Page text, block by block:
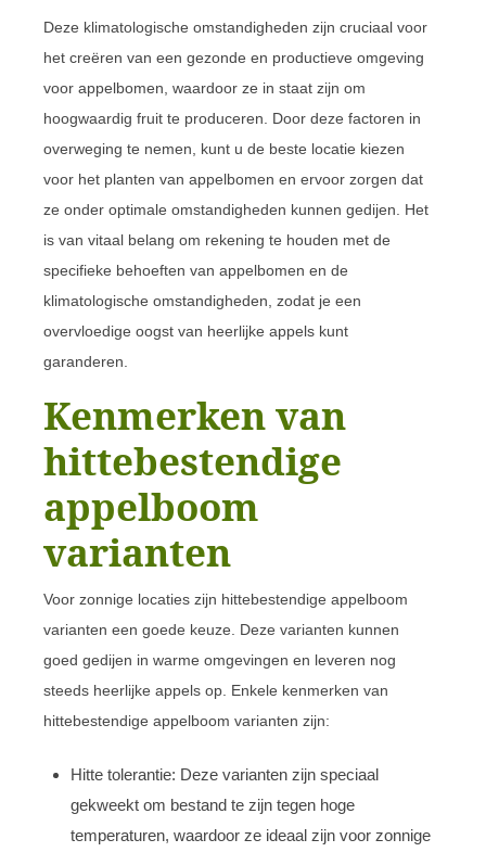
Deze klimatologische omstandigheden zijn cruciaal voor
het creëren van een gezonde en productieve omgeving
voor appelbomen, waardoor ze in staat zijn om
hoogwaardig fruit te produceren. Door deze factoren in
overweging te nemen, kunt u de beste locatie kiezen
voor het planten van appelbomen en ervoor zorgen dat
ze onder optimale omstandigheden kunnen gedijen. Het
is van vitaal belang om rekening te houden met de
specifieke behoeften van appelbomen en de
klimatologische omstandigheden, zodat je een
overvloedige oogst van heerlijke appels kunt
garanderen.
Kenmerken van
hittebestendige
appelboom
varianten
Voor zonnige locaties zijn hittebestendige appelboom
varianten een goede keuze. Deze varianten kunnen
goed gedijen in warme omgevingen en leveren nog
steeds heerlijke appels op. Enkele kenmerken van
hittebestendige appelboom varianten zijn:
Hitte tolerantie: Deze varianten zijn speciaal
gekweekt om bestand te zijn tegen hoge
temperaturen, waardoor ze ideaal zijn voor zonnige